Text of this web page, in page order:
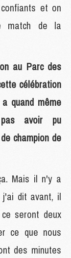
et on
match de la
au Parc des
célébration
quand même
avoir pu
champion de
Mais il n'y a
j'ai dit avant, il
seront deux
ce que nous
des minutes